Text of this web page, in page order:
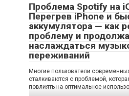
Проблема Spotify на
Перегрев iPhone и
аккумулятора — как
проблему и
наслаждаться
переживаний
Многие пользователи
сталкиваются с проблемой,
повлиять на оптимальное